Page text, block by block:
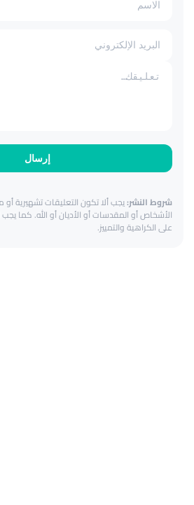
إرسال
شروط النشر:يجب ألا تكون التعليقات تشهيرية أو
الأشخاص أو المقدسات أو الأديان أو الله. كما
على الكراهية والتمييز.